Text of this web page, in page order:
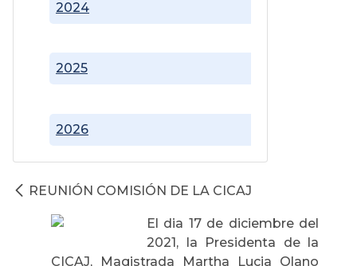
2024
2025
2026
REUNIÓN COMISIÓN DE LA CICAJ
El dia 17 de diciembre del
2021, la Presidenta de la
CICAJ, Magistrada Martha Lucia Olano